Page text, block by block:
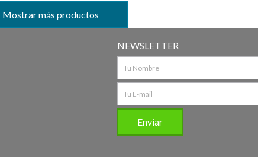
Mostrar más productos
NEWSLETTER